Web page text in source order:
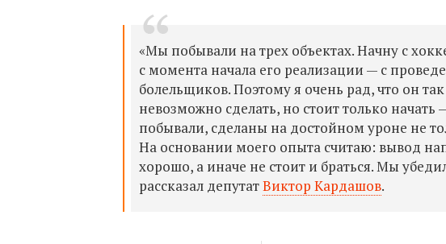
«Мы побывали на трех объектах. Начну с
с момента начала его реализации — с
болельщиков. Поэтому я очень рад, что он
невозможно сделать, но стоит только
побывали, сделаны на достойном уроне не
На основании моего опыта считаю: вывод
хорошо, а иначе не стоит и браться. Мы
рассказал депутатВиктор Кардашов.